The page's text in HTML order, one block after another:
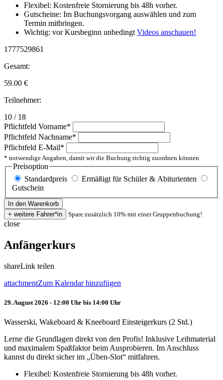
Flexibel: Kostenfreie Stornierung bis 48h vorher.
Gutscheine: Im Buchungsvorgang auswählen und zum
Termin mitbringen.
Wichtig: vor Kursbeginn unbedingt Videos anschauen!
1777529861
Gesamt:
59.00 €
Teilnehmer:
10 / 18
Pflichtfeld Vorname*
Pflichtfeld Nachname*
Pflichtfeld E-Mail*
* notwendige Angaben, damit wir die Buchung richtig zuordnen können
Preisoption
Standardpreis
Ermäßigt für Schüler & Abiturienten
Gutschein
Spare zusätzlich 10% mit einer Gruppenbuchung!
close
Anfängerkurs
shareLink teilen
attachmentZum Kalendar hinzufügen
29. August 2026 - 12:00 Uhr bis 14:00 Uhr
Wasserski, Wakeboard & Kneeboard Einsteigerkurs (2 Std.)
Lerne die Grundlagen direkt von den Profis! Inklusive Leihmaterial
und maximalem Spaßfaktor beim Ausprobieren. Im Anschluss
kannst du direkt sicher im „Üben-Slot“ mitfahren.
Flexibel: Kostenfreie Stornierung bis 48h vorher.